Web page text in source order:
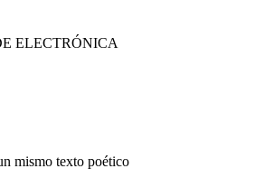
ELECTRÓNICA
mismo texto poético